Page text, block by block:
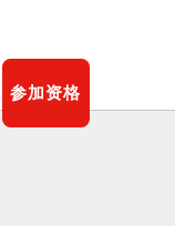
参加资格